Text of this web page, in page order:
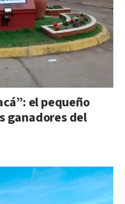
el pequeño
ganadores del